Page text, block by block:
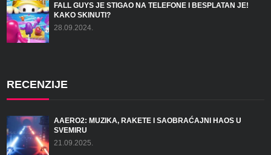
FALL GUYS JE STIGAO NA TELEFONE I BESPLATAN JE!
KAKO SKINUTI?
28.09.2024.
RECENZIJE
AAERO2: MUZIKA, RAKETE I SAOBRAĆAJNI HAOS U
SVEMIRU
21.09.2025.